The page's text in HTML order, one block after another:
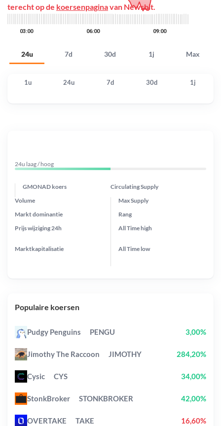
24u 7d 30d 1j Max
terecht op de koersenpaginavan Newsbit.
1u 24u 7d 30d 1j
24u laag / hoog
GMONAD koers Circulating Supply
Prijs wijziging 24h
Max Supply
Markt dominantie
Marktkapitalisatie
Volume
Rang
All Timehigh
All Time low
Populaire koersen
Pudgy Penguins PENGU 3,00%
Jimothy The Raccoon JIMOTHY 284,20%
Cysic CYS 34,00%
StonkBroker STONKBROKER 42,00%
OVERTAKE TAKE 16,60%